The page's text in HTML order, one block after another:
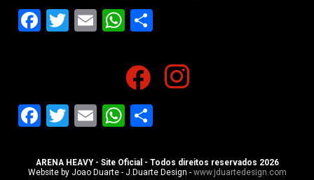
Facebook
Twitter
EmailWhatsApp
Facebook
Twitter
EmailWhatsApp
ARENA HEAVY - Site Oficial - Todos direitos reservados 2026
Website by Joao Duarte - J.Duarte Design - www.jduartedesign.com